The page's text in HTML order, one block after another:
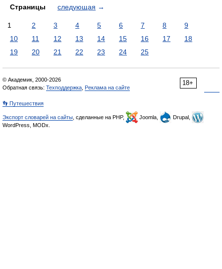
Страницы следующая →
1 2 3 4 5 6 7 8
9
10
11 12 13 14 15 16 17
18
19
20 21 22 23 24 25
18+
© Академик, 2000-2026
Обратная связь: Техподдержка Реклама на сайте
👣 Путешествия
Экспорт словарей на сайты , сделанные на PHP, Joomla,
Drupal,
WordPress, MODx.